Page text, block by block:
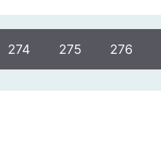
274 275 276